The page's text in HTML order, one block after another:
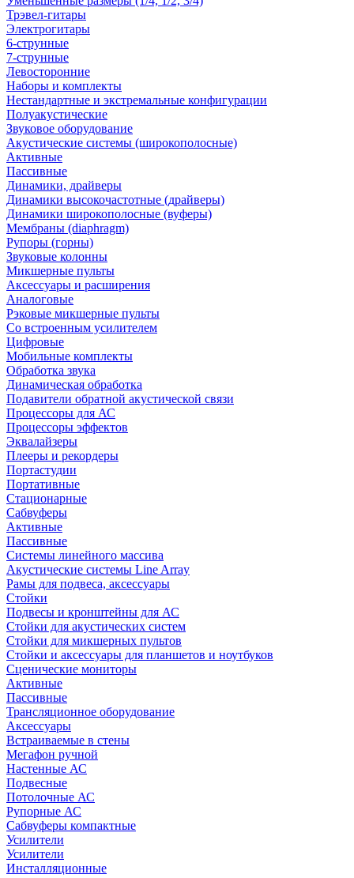
Трэвел-гитары
Электрогитары
6-струнные
7-струнные
Левосторонние
Наборы и комплекты
Нестандартные и экстремальные конфигурации
Полуакустические
Звуковое оборудование
Акустические системы (широкополосные)
Активные
Пассивные
Динамики, драйверы
Динамики высокочастотные (драйверы)
Динамики широкополосные (вуферы)
Мембраны (diaphragm)
Рупоры (горны)
Звуковые колонны
Микшерные пульты
Аксессуары и расширения
Аналоговые
Рэковые микшерные пульты
Со встроенным усилителем
Цифровые
Мобильные комплекты
Обработка звука
Динамическая обработка
Подавители обратной акустической связи
Процессоры для АС
Процессоры эффектов
Эквалайзеры
Плееры и рекордеры
Портастудии
Портативные
Стационарные
Сабвуферы
Активные
Пассивные
Системы линейного массива
Акустические системы Line Array
Рамы для подвеса, аксессуары
Стойки
Подвесы и кронштейны для АС
Стойки для акустических систем
Стойки для микшерных пультов
Стойки и аксессуары для планшетов и ноутбуков
Сценические мониторы
Активные
Пассивные
Трансляционное оборудование
Аксессуары
Встраиваемые в стены
Мегафон ручной
Настенные АС
Подвесные
Потолочные АС
Рупорные АС
Сабвуферы компактные
Усилители
Усилители
Инсталляционные